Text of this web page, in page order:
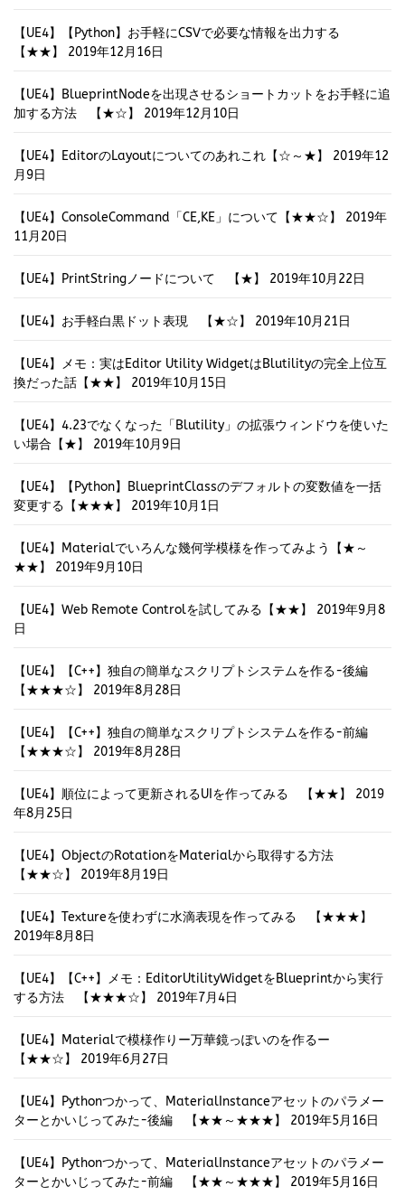
【UE4】【Python】お手軽にCSVで必要な情報を出力する
【★★】
2019年12月16日
【UE4】BlueprintNodeを出現させるショートカットをお手軽に追
加する方法 【★☆】
2019年12月10日
【UE4】EditorのLayoutについてのあれこれ【☆～★】
2019年12
月9日
【UE4】ConsoleCommand「CE,KE」について【★★☆】
2019年
11月20日
【UE4】PrintStringノードについて 【★】 2019年10月22日
【UE4】お手軽白黒ドット表現 【★☆】 2019年10月21日
【UE4】メモ：実はEditor Utility WidgetはBlutilityの完全上位互
換だった話【★★】
2019年10月15日
【UE4】4.23でなくなった「Blutility」の拡張ウィンドウを使いた
い場合【★】
2019年10月9日
【UE4】【Python】BlueprintClassのデフォルトの変数値を一括
変更する【★★★】
2019年10月1日
【UE4】Materialでいろんな幾何学模様を作ってみよう【★～
★★】
2019年9月10日
【UE4】Web Remote Controlを試してみる【★★】
2019年9月8
日
【UE4】【C++】独自の簡単なスクリプトシステムを作る-後編
【★★★☆】
2019年8月28日
【UE4】【C++】独自の簡単なスクリプトシステムを作る-前編
【★★★☆】
2019年8月28日
【UE4】順位によって更新されるUIを作ってみる 【★★】
2019
年8月25日
【UE4】ObjectのRotationをMaterialから取得する方法
【★★☆】
2019年8月19日
【UE4】Textureを使わずに水滴表現を作ってみる 【★★★】
2019年8月8日
【UE4】【C++】メモ：EditorUtilityWidgetをBlueprintから実行
する方法 【★★★☆】
2019年7月4日
【UE4】Materialで模様作りー万華鏡っぽいのを作るー
【★★☆】
2019年6月27日
【UE4】Pythonつかって、MaterialInstanceアセットのパラメー
ターとかいじってみた-後編 【★★～★★★】
2019年5月16日
【UE4】Pythonつかって、MaterialInstanceアセットのパラメー
ターとかいじってみた-前編 【★★～★★★】
2019年5月16日
【UE5】エディタ上でName/String
プロパティを使いやすくしようと思
った話【★～★★★★】
【